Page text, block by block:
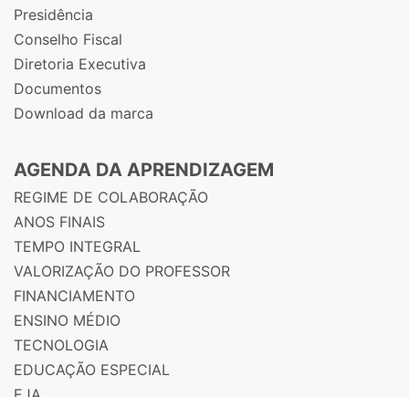
Presidência
Conselho Fiscal
Diretoria Executiva
Documentos
Download da marca
AGENDA DA APRENDIZAGEM
REGIME DE COLABORAÇÃO
ANOS FINAIS
TEMPO INTEGRAL
VALORIZAÇÃO DO PROFESSOR
FINANCIAMENTO
ENSINO MÉDIO
TECNOLOGIA
EDUCAÇÃO ESPECIAL